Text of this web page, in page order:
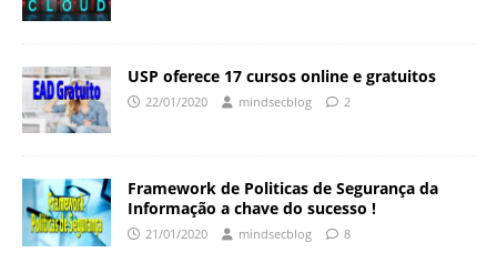
USP oferece 17 cursos online e gratuitos
22/01/2020 mindsecblog 2
Framework de Politicas de Segurança da
Informação a chave do sucesso !
21/01/2020 mindsecblog 8